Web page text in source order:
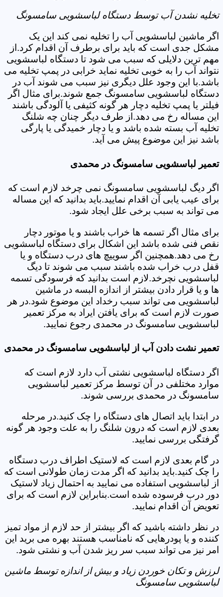
تخلیه نشدن آب توسط دستگاه لباسشویی سامسونگ
اگر ماشین لباسشویی آب را تخلیه نمی کند این یک
مشکل جدی است که باید برای برطرف آن اقدام کرد.از
مهم ترین دلایلی که سبب می شود تا دستگاه لباسشویی
نتواند آب را به خوبی تخلیه نماید خرابی در پمپ تخلیه می
باشد.با این وجود علل دیگری نیز سبب می شوند آب در
دستگاه لباسشویی سامسونگ جمع شوند.برای مثال اگر
فیلتر یا پمپ تخلیه دچار هر گونه کثیفی یا آلودگی باشند
این مساله رخ می دهد.از طرف دیگر چنان چه شلنگ
تخلیه آب بسته شده باشد و یا دچار خمیدگی یا پارگی
باشد نیز این موضوع پیش می آید.
تعمیر لباسشویی سامسونگ در محمدی
اگر دیگ لباسشویی سامسونگ نمی چرخد لازم است که
برای عیب یابی آن اقدام نمایید.باید بدانید که این مساله
می تواند به سبب برخی علل ایجاد شود.
برای مثال اگر تسمه ها خراب باشند و یا موتور دچار
نقص فنی شده باشد این اشکال برای دستگاه لباسشویی
رخ می دهد.همچنین اگر سوییچ های درب دستگاه و یا
قفل درب خراب شده باشند سبب می شوند تا دیگ
لباسشویی نچرخد.لازم است بدانید که فرسودگی تسمه
ها و یا قرار دادن بیشتر از اندازه البسه در ماشین
لباسشویی می تواند سبب رخداد این موضوع شود.در هر
صورت لازم است که برای یافتن ایراد به مرکز تعمیر
لباسشویی سامسونگ در محمدی رجوع نمایید.
تعمیر نشت دادن آب از لباسشویی سامسونگ در محمدی
اگر دستگاه لباسشویی نشتی آب دارد لازم است که
موارد مختلفی در آن توسط مرکز تعمیر لباسشویی
سامسونگ در محمدی بررسی شوند.
در ابتدا باید اتصال های دستگاه را چک کنید.در مرحله
بعدی لازم است که درون شلنگ را به علت وجود هر گونه
گرفتگی بررسی نمایید.
در گام بعدی لازم است که لاستیک اطراف درب دستگاه
را چک کنید.باید بدانید که اگر مدت زمان طولانی است که
از لباسشویی استفاده می نمایید به احتمال زیاد لاستیک
دور درب فرسوده شده است.بنابراین لازم است که برای
تعویض آن اقدام نمایید.
در نظر داشته باشید که اگر بیشتر از حد لازم از مواد تمیز
کننده و یا پودرهایی که نامناسب هستند بهره می برید این
امر نیز می تواند سبب سر ریز شدن آب و نشتی شود.
لرزش و تکان خوردن زیاد و بیش از اندازه توسط ماشین
لباسشویی سامسونگ